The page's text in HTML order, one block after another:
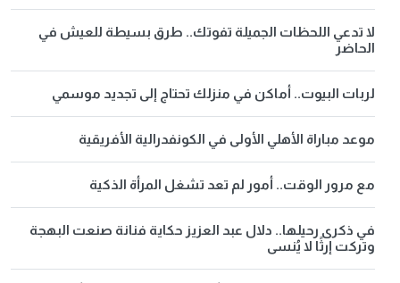
لا تدعي اللحظات الجميلة تفوتك.. طرق بسيطة للعيش في
الحاضر
لربات البيوت.. أماكن في منزلك تحتاج إلى تجديد موسمي
موعد مباراة الأهلي الأولى في الكونفدرالية الأفريقية
مع مرور الوقت.. أمور لم تعد تشغل المرأة الذكية
في ذكرى رحيلها.. دلال عبد العزيز حكاية فنانة صنعت البهجة
وتركت إرثًا لا يُنسى